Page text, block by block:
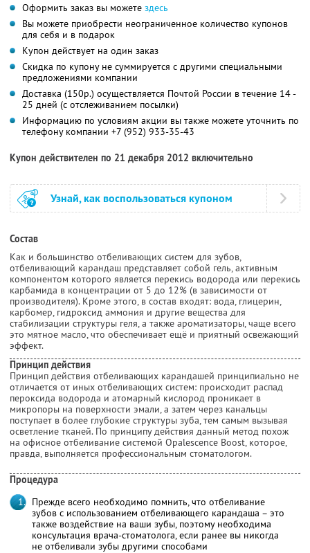
Оформить заказ вы можете здесь
Вы можете приобрести неограниченное количество купонов
для себя и в подарок
Купон действует на один заказ
Скидка по купону не суммируется с другими специальными
предложениями компании
Доставка (150р.) осуществляется Почтой России в течение 14 -
25 дней (с отслеживанием посылки)
Информацию по условиям акции вы также можете уточнить по
телефону компании +7 (952) 933-35-43
Купон действителен по 21 декабря 2012 включительно
Узнай, как воспользоваться купоном
Состав
Как и большинство отбеливающих систем для зубов,
отбеливающий карандаш представляет собой гель, активным
компонентом которого является перекись водорода или перекись
карбамида в концентрации от 5 до 12% (в зависимости от
производителя). Кроме этого, в состав входят: вода, глицерин,
карбомер, гидроксид аммония и другие вещества для
стабилизации структуры геля, а также ароматизаторы, чаще всего
это мятное масло, что обеспечивает ещё и приятный освежающий
эффект.
Принцип действия
Принцип действия отбеливающих карандашей принципиально не
отличается от иных отбеливающих систем: происходит распад
пероксида водорода и атомарный кислород проникает в
микропоры на поверхности эмали, а затем через канальцы
поступает в более глубокие структуры зуба, тем самым вызывая
осветление тканей. По принципу действия данный метод похож
на офисное отбеливание системой Opalescence Boost, которое,
правда, выполняется профессиональным стоматологом.
Процедура
Прежде всего необходимо помнить, что отбеливание
зубов с использованием отбеливающего карандаша – это
также воздействие на ваши зубы, поэтому необходима
консультация врача-стоматолога, если ранее вы никогда
не отбеливали зубы другими способами